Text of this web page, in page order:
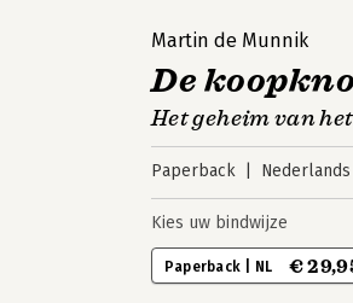
Martin de Munnik
De
Het geheim van
Paperback Nederlands
Kies uw bindwijze
Paperback | NL €